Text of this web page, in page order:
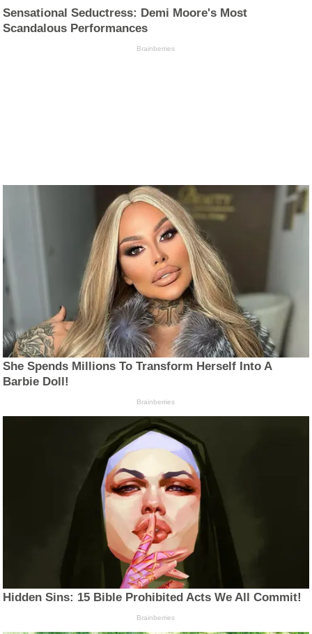
Sensational Seductress: Demi Moore's Most
Scandalous Performances
Brainberries
She Spends Millions To Transform Herself Into A
Barbie Doll!
Brainberries
Hidden Sins: 15 Bible Prohibited Acts We All Commit!
Brainberries